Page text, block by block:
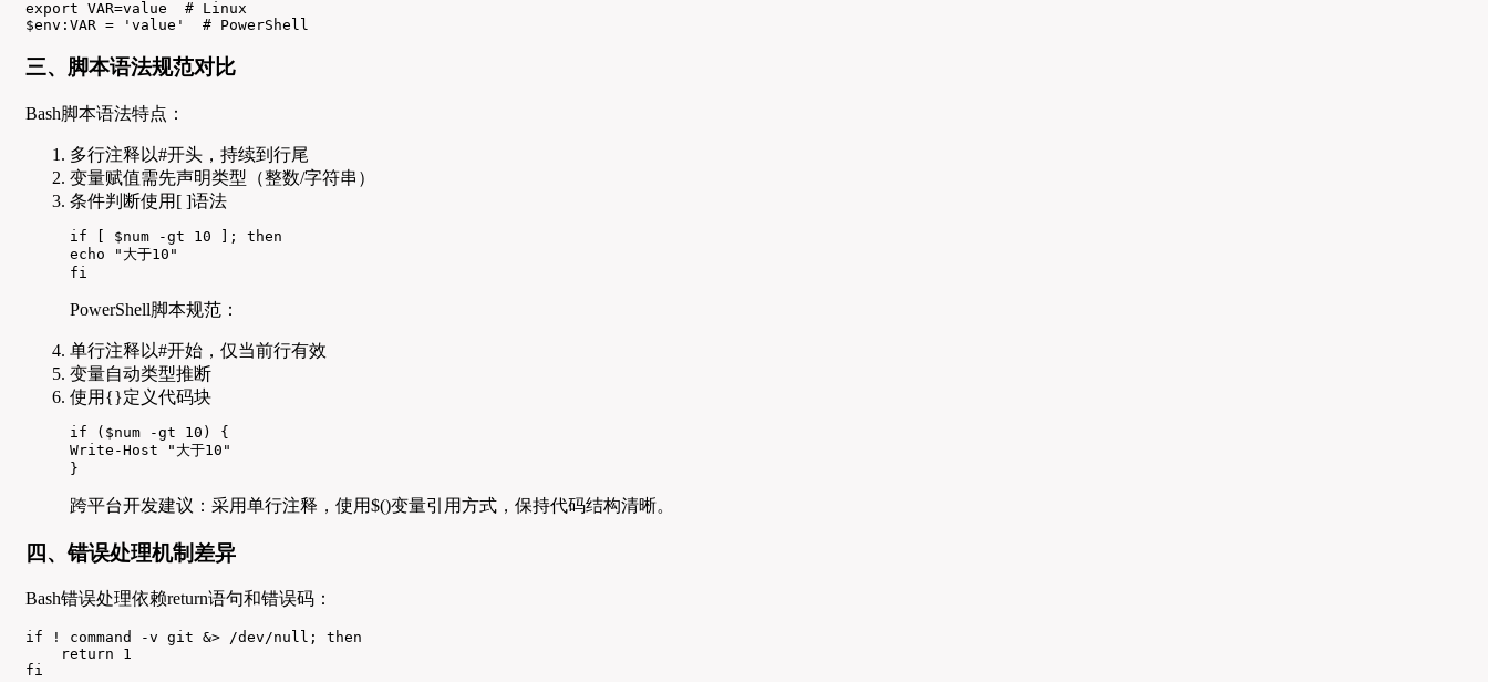
export VAR=value  # Linux
$env:VAR = 'value'  # PowerShell
三、脚本语法规范对比
Bash脚本语法特点：
多行注释以#开头，持续到行尾
变量赋值需先声明类型（整数/字符串）
条件判断使用[ ]语法
if [ $num -gt 10 ]; then
echo "大于10"
fi
PowerShell脚本规范：
单行注释以#开始，仅当前行有效
变量自动类型推断
使用{}定义代码块
if ($num -gt 10) {
Write-Host "大于10"
}
跨平台开发建议：采用单行注释，使用$()变量引用方式，保持代码结构清晰。
四、错误处理机制差异
Bash错误处理依赖return语句和错误码：
if ! command -v git &> /dev/null; then
    return 1
fi